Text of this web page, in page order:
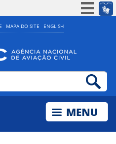
MAPA DO SITE ENGLISH
Simplifique!
Acesso à informação
Legislação